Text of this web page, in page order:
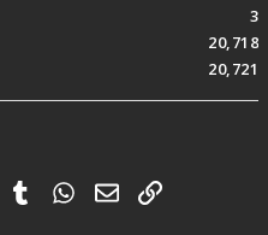
3
20,718
20,721
PinterestTumblrWhatsApp
電子郵件
連結